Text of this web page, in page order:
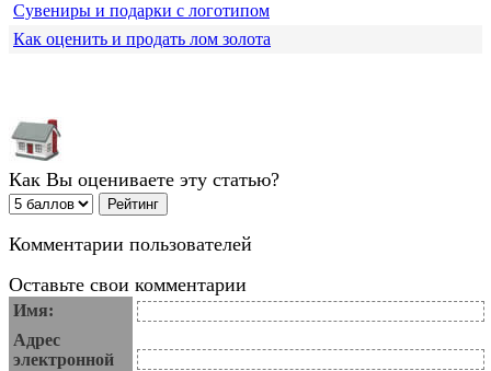
Сувениры и подарки с логотипом
Как оценить и продать лом золота
Как Вы оцениваете эту статью?
Комментарии пользователей
Оставьте свои комментарии
Имя:
Адрес
электронной